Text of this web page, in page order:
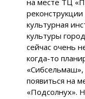
на месте ТЦ
культурная
культуры
сейчас очень
когда-то
«Сибсельмаш»,
появиться на
«Подсолнух».